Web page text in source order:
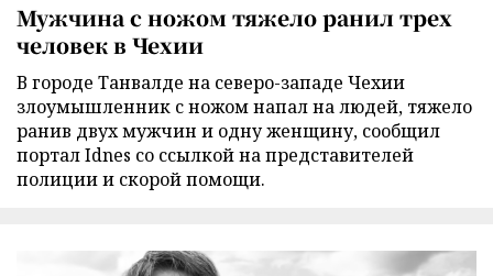
Мужчина с ножом тяжело ранил трех
человек в Чехии
В городе Танвалде на северо-западе Чехии
злоумышленник с ножом напал на людей, тяжело
ранив двух мужчин и одну женщину, сообщил
портал Idnes со ссылкой на представителей
полиции и скорой помощи.